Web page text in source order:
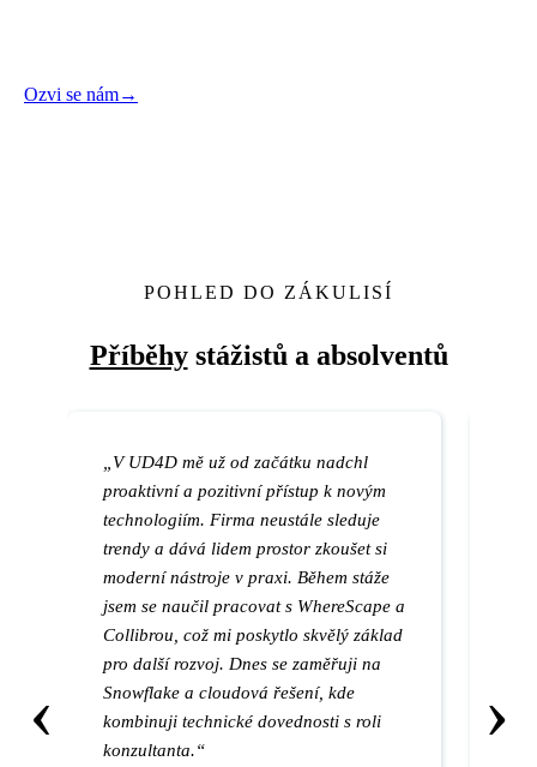
Ozvi se nám→
POHLED DO ZÁKULISÍ
Příběhystážistů a absolventů
‹
„V UD4D mě už od začátku nadchl
proaktivní a pozitivní přístup k novým
technologiím. Firma neustále sleduje
trendy a dává lidem prostor zkoušet si
moderní nástroje v praxi. Během stáže
jsem se naučil pracovat s WhereScape a
Collibrou, což mi poskytlo skvělý základ
pro další rozvoj. Dnes se zaměřuji na
Snowflake a cloudová řešení, kde
kombinuji technické dovednosti s roli
konzultanta.“
›